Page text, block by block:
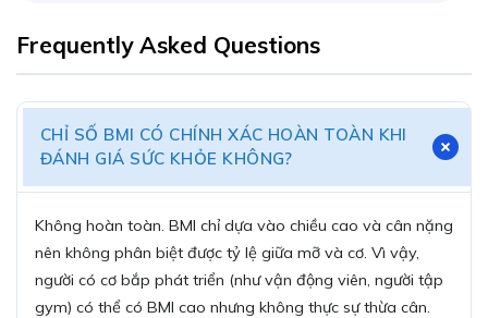
Frequently Asked Questions
CHỈ SỐ BMI CÓ CHÍNH XÁC HOÀN TOÀN KHI
ĐÁNH GIÁ SỨC KHỎE KHÔNG?
Không hoàn toàn. BMI chỉ dựa vào chiều cao và cân nặng
nên không phân biệt được tỷ lệ giữa mỡ và cơ. Vì vậy,
người có cơ bắp phát triển (như vận động viên, người tập
gym) có thể có BMI cao nhưng không thực sự thừa cân.